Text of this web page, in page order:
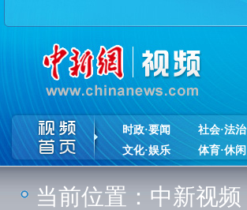
时政·要闻 社会·法治
文化·娱乐
体育·休闲
当前位置： 中新视频